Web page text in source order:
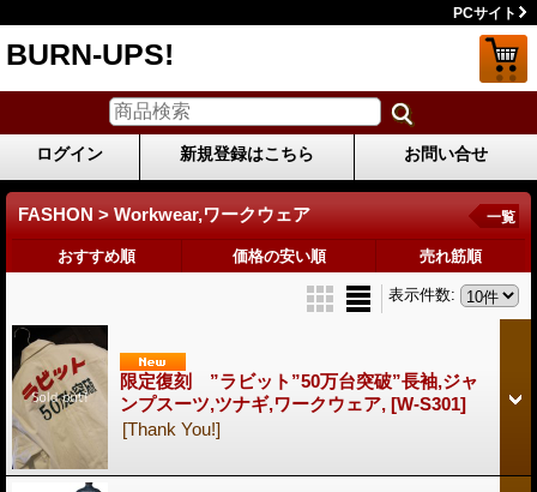
PCサイト
BURN-UPS!
ログイン 新規登録はこちら お問い合せ
FASHON > Workwear,ワークウェア 一覧
おすすめ順 価格の安い順 売れ筋順
表示件数:
限定復刻 ”ラビット”50万台突破”長袖,ジャ
ンプスーツ,ツナギ,ワークウェア, [W-S301]
[Thank You!]